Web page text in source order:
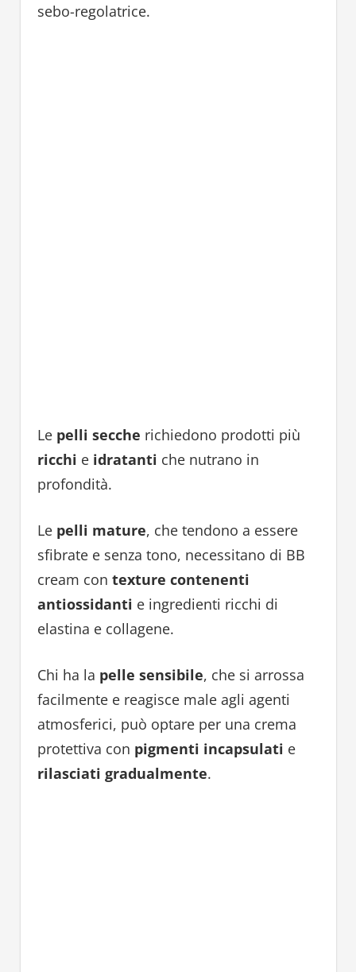
sebo-regolatrice.
Le pelli secche richiedono prodotti più
ricchi eidratanti che nutrano in
profondità.
Le pelli mature, che tendono a essere
sfibrate e senza tono, necessitano di BB
cream con texture contenenti
antiossidanti e ingredienti ricchi di
elastina e collagene.
Chi ha la pelle sensibile, che si arrossa
facilmente e reagisce male agli agenti
atmosferici, può optare per una crema
protettiva con pigmenti incapsulati e
rilasciati gradualmente.